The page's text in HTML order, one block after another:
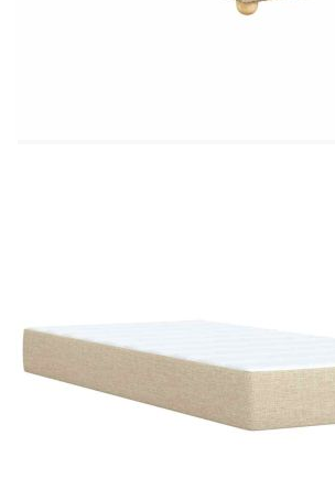
Дължина на USB кабела: 150
Дължина на захранващия
Клас на защита: IP65